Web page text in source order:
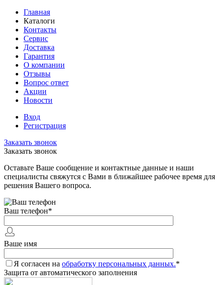
Главная
Каталоги
Контакты
Сервис
Доставка
Гарантия
О компании
Отзывы
Вопрос ответ
Акции
Новости
Вход
Регистрация
Заказать звонок
Заказать звонок
Оставьте Ваше сообщение и контактные данные и наши
специалисты свяжутся с Вами в ближайшее рабочее время для
решения Вашего вопроса.
Ваш телефон*
Ваше имя
Я согласен на обработку персональных данных.*
Защита от автоматического заполнения